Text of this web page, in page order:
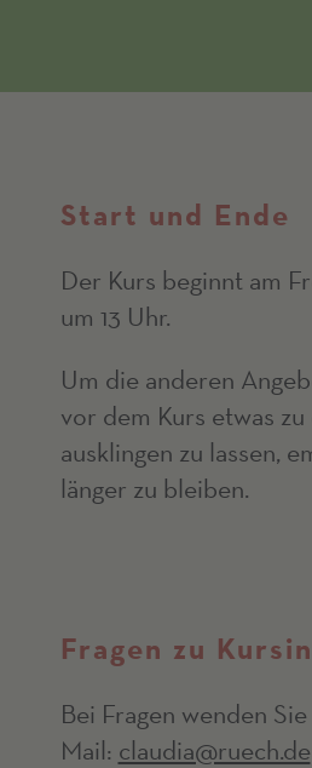
Start und Ende
Der Kurs beginnt am
um 13 Uhr.
Um die anderen
vor dem Kurs etwas
ausklingen zu lassen,
länger zu bleiben.
Fragen zu
Bei Fragen wenden
Mail: claudia@ruech.de